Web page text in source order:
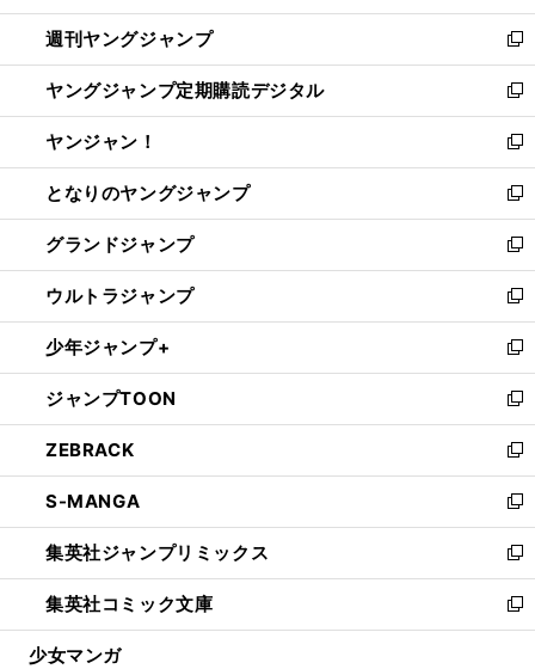
開
く
ウ
で
開
く
ン
ド
ウ
で
開
く
ウ
ィ
ン
ド
ウ
で
開
く
週刊ヤングジャンプ
新
し
い
ウ
ィ
ン
ド
ウ
で
開
く
ヤングジャンプ定期購読デジタル
新
し
い
ウ
ィ
ン
ド
ウ
で
開
く
ヤンジャン！
新
し
い
ウ
ィ
ン
ド
ウ
で
開
く
となりのヤングジャンプ
新
し
い
ウ
ィ
ン
ド
ウ
で
開
く
グランドジャンプ
新
し
い
ウ
ィ
ン
ド
ウ
で
開
く
ウルトラジャンプ
新
し
い
ウ
ィ
ン
ド
ウ
で
開
く
少年ジャンプ+
新
し
い
ウ
ィ
ン
ド
ウ
で
開
く
ジャンプTOON
新
し
い
ウ
ィ
ン
ド
ウ
で
開
ZEBRACK
新
し
い
ウ
ィ
ン
ド
ウ
S-MANGA
新
し
い
ウ
ィ
ン
集英社ジャンプリミックス
新
し
い
ウ
集英社コミック文庫
新
し
少女マンガ